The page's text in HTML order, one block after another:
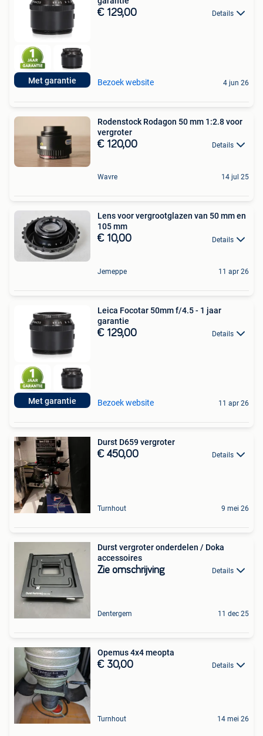
Met garantie
€ 129,00 Details
Bezoek website 4 jun 26
Rodenstock Rodagon 50 mm 1:2.8 voor
vergroter
€ 120,00 Details
Wavre 14 jul 25
Lens voor vergrootglazen van 50 mm en
105 mm
€ 10,00 Details
Jemeppe 11 apr 26
Met garantie
Leica Focotar 50mm f/4.5 - 1 jaar
garantie
€ 129,00 Details
Bezoek website 11 apr 26
Durst D659 vergroter
€ 450,00 Details
Turnhout 9 mei 26
Durst vergroter onderdelen / Doka
accessoires
Zie omschrijving Details
Dentergem 11 dec 25
Opemus 4x4 meopta
€ 30,00 Details
Turnhout 14 mei 26